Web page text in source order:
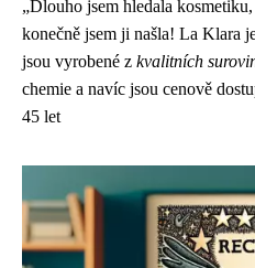
„Dlouho jsem hledala
konečně jsem ji našla! La Klara
jsou vyrobené z kvalitních
chemie a navíc jsou cenově
45 let